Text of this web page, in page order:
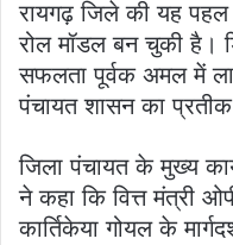
रायगढ़ जिले की यह
रोल मॉडल बन चुकी है।
सफलता पूर्वक अमल में
पंचायत शासन का
जिला पंचायत के मुख्य
ने कहा कि वित्त मंत्री
कार्तिकेया गोयल के